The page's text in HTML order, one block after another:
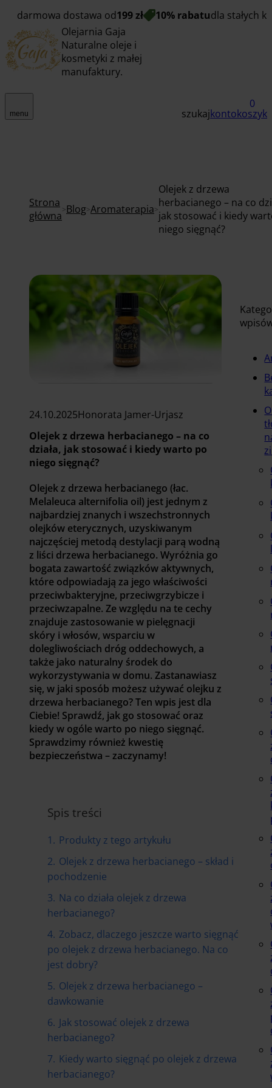
darmowa dostawa od199 zł 10% rabatudla stałych
Olejarnia Gaja
Naturalne oleje i
kosmetyki z małej
manufaktury.
menu szukajkonto
0
koszyk
Strona
główna Blog Aromaterapia
Olejek z drzewa
herbacianego – na co
jak stosować i kiedy
niego sięgnąć?
24.10.2025Honorata Jamer-Urjasz
Olejek z drzewa herbacianego – na co
działa, jak stosować i kiedy warto po
niego sięgnąć?
Olejek z drzewa herbacianego (łac.
Melaleuca alternifolia oil) jest jednym z
najbardziej znanych i wszechstronnych
olejków eterycznych, uzyskiwanym
najczęściej metodą destylacji parą wodną
z liści drzewa herbacianego. Wyróżnia go
bogata zawartość związków aktywnych,
które odpowiadają za jego właściwości
przeciwbakteryjne, przeciwgrzybicze i
przeciwzapalne. Ze względu na te cechy
znajduje zastosowanie w pielęgnacji
skóry i włosów, wsparciu w
dolegliwościach dróg oddechowych, a
także jako naturalny środek do
wykorzystywania w domu. Zastanawiasz
się, w jaki sposób możesz używać olejku z
drzewa herbacianego? Ten wpis jest dla
Ciebie! Sprawdź, jak go stosować oraz
kiedy w ogóle warto po niego sięgnąć.
Sprawdzimy również kwestię
bezpieczeństwa – zaczynamy!
Spis treści
1. Produkty z tego artykułu
2. Olejek z drzewa herbacianego – skład i
pochodzenie
3. Na co działa olejek z drzewa
herbacianego?
4. Zobacz, dlaczego jeszcze warto sięgnąć
po olejek z drzewa herbacianego. Na co
jest dobry?
5. Olejek z drzewa herbacianego –
dawkowanie
6. Jak stosować olejek z drzewa
herbacianego?
7. Kiedy warto sięgnąć po olejek z drzewa
herbacianego?